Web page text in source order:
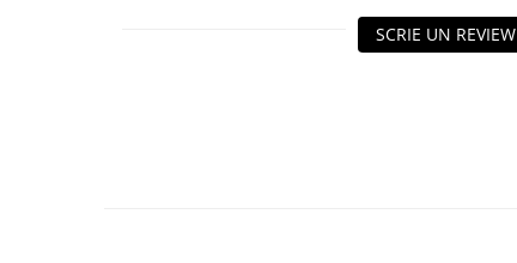
SCRIE UN REVIEW